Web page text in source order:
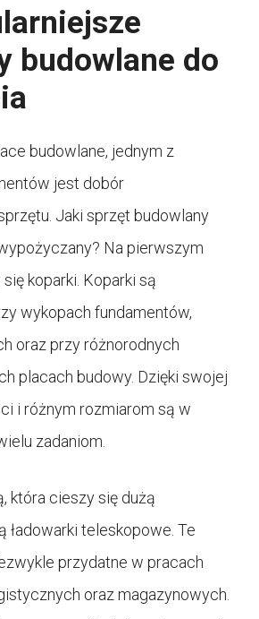
budowlane do
budowlane, jednym z
jest dobór
Jaki sprzęt budowlany
Na pierwszym
koparki. Koparki są
wykopach fundamentów,
oraz przy różnorodnych
placach budowy. Dzięki swojej
i różnym rozmiarom są w
zadaniom.
która cieszy się dużą
ładowarki teleskopowe. Te
przydatne w pracach
oraz magazynowych.